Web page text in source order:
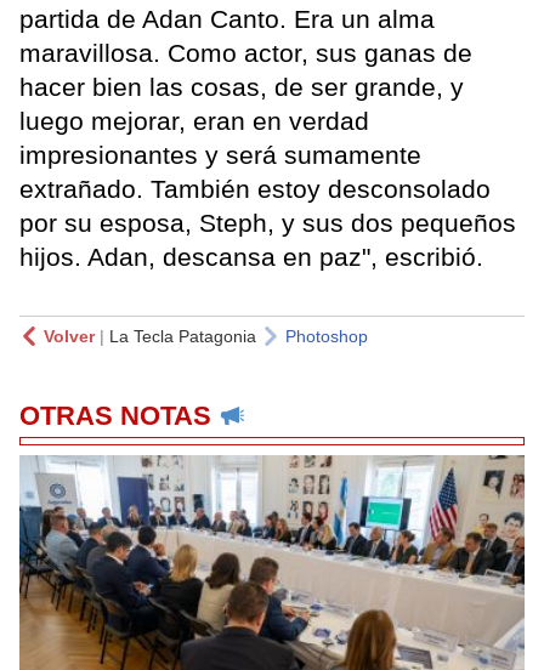
partida de Adan Canto. Era un alma
maravillosa. Como actor, sus ganas de
hacer bien las cosas, de ser grande, y
luego mejorar, eran en verdad
impresionantes y será sumamente
extrañado. También estoy desconsolado
por su esposa, Steph, y sus dos pequeños
hijos. Adan, descansa en paz", escribió.
Volver| La Tecla Patagonia Photoshop
OTRAS NOTAS